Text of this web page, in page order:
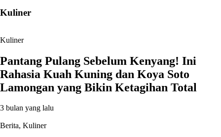
Kuliner
Kuliner
Pantang Pulang Sebelum Kenyang! Ini
Rahasia Kuah Kuning dan Koya Soto
Lamongan yang Bikin Ketagihan Total
3 bulan yang lalu
Berita, Kuliner